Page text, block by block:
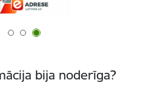
bija noderīga?